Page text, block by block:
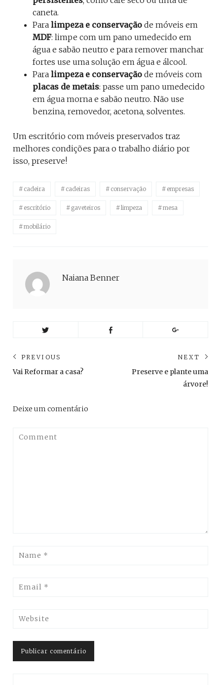
caneta.
Para limpeza e conservação de móveis em
MDF: limpe com um pano umedecido em
água e sabão neutro e para remover manchar
fortes use uma solução em água e álcool.
Para limpeza e conservação de móveis com
placas de metais: passe um pano umedecido
em água morna e sabão neutro. Não use
benzina, removedor, acetona, solventes.
Um escritório com móveis preservados traz
melhores condições para o trabalho diário por
isso, preserve!
cadeira cadeiras conservação empresas
escritório gaveteiros limpeza mesa
mobilário
Naiana Benner
Navegação
de
PREVIOUS
Previous
Vai Reformar a casa?
NEXT
Preserve e plante uma
árvore!
Deixe um comentário